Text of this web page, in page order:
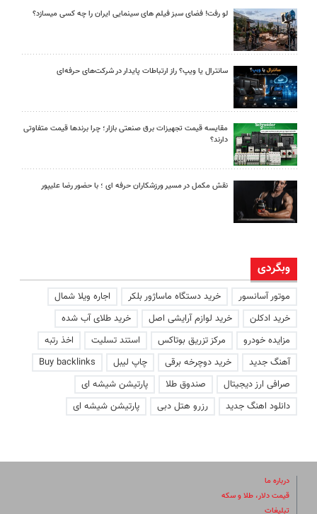
لو رفت! فضای سبز فیلم های سینمایی ایران را چه کسی میسازد؟
سانترال یا ویپ؟ راز ارتباطات پایدار در شرکت‌های حرفه‌ای
مقایسه قیمت تجهیزات برق صنعتی بازار؛ چرا برندها قیمت متفاوتی
دارند؟
نقش مکمل در مسیر ورزشکاران حرفه ای ؛ با حضور رضا علیپور
وبگردی
موتور آسانسور خرید دستگاه ماساژور بلکر
اجاره ویلا شمال
خرید ادکلن
خرید لوازم آرایشی اصل
خرید طلای آب شده
مزایده خودرو
مرکز تزریق بوتاکس استند تسلیت
اخذ رتبه
آهنگ جدید
خرید دوچرخه برقی چاپ لیبل
Buy backlinks
صرافی ارز دیجیتال
صندوق طلا
پارتیشن شیشه ای
دانلود اهنگ جدید
رزرو هتل دبی پارتیشن شیشه ای
درباره ما
قیمت دلار، طلا و سکه
تبلیغات